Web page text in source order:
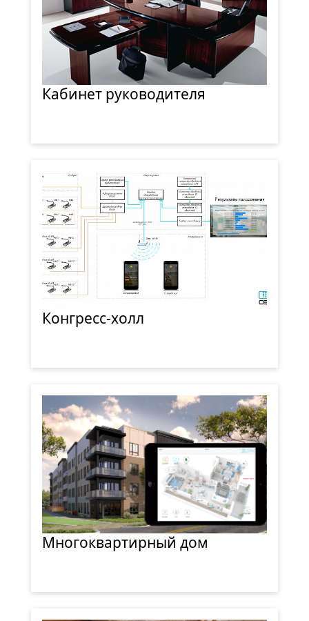
Кабинет руководителя
Конгресс-холл
Многоквартирный дом